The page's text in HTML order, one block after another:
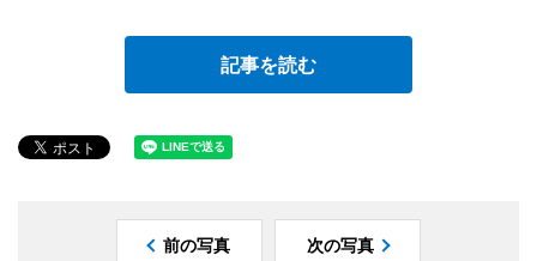
記事を読む
前の写真 次の写真